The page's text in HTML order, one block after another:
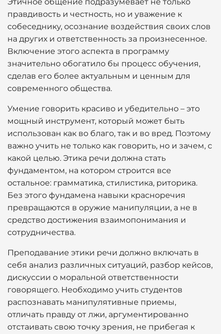
правдивость и честность, но и уважение к
собеседнику, осознание воздействия своих слов
на других и ответственность за произнесенное.
Включение этого аспекта в программу
значительно обогатило бы процесс обучения,
сделав его более актуальным и ценным для
современного общества.
Умение говорить красиво и убедительно – это
мощный инструмент, который может быть
использован как во благо, так и во вред. Поэтому
важно учить не только как говорить, но и зачем, с
какой целью. Этика речи должна стать
фундаментом, на котором строится все
остальное: грамматика, стилистика, риторика.
Без этого фундамена навыки красноречия
превращаются в оружие манипуляции, а не в
средство достижения взаимопонимания и
сотрудничества.
Преподавание этики речи должно включать в
себя анализ различных ситуаций, разбор кейсов,
дискуссии о моральной ответственности
говорящего. Необходимо учить студентов
распознавать манипулятивные приемы,
отличать правду от лжи, аргументированно
отстаивать свою точку зрения, не прибегая к